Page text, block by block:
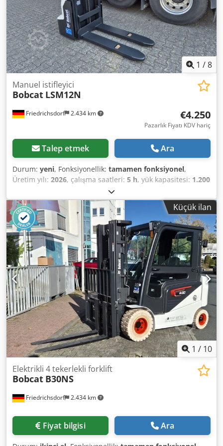
Batarya yapım yılı: 2024 Dwjdpfx Ajwzpc Djnzoa Akü
durumu: %80 - %100 Tam serbest vuruş, CE sertifikası, Akü
hücreleri için akuamatik
1 /8
Friedrichsdorf 2.434 km
Manuel istifleyici
Bobcat LSM12N
€4.250
Pazarlık Fiyatı KDV hariç
Talep etmek Ara
Durum: yeni, Fonksiyonellik: tamamen fonksiyonel,
Üretim yılı: 2026, çalışma saatleri: 5 h, yük kapasitesi: 1.200
3.200 mm
direk tipi:dupleks, inşaat yüksekliği:2.150 mm, çatalların
uzunluğu:1.150 mm , boş ağırlık:
, toplam uzunluk:
1.710 mm
, çekiş tipi: Elektro , inşaat genişliği:800 mm,
Yükseltici istifleyici Yük merkezi: 600 Çatal genişliği: 180
mm Çatal kalınlığı: 60 mm Direk tipi: Duplex Durum: Yeni
cihaz Teknik durum: Yeni Ön lastik tipi: Poliüretan Ön lastik
durumu: %80 - 100 Arka lastik tipi: Poliüretan Arka lastik
durumu: %80 - 100 Batarya voltajı: 24V Batarya amper
saati: 60Ah Batarya tipi: Lityum-iyon Batarya üretim yılı:
2026 Batarya durumu: %80 - 100 Djdjy Uz Sqopfx Anzswa
CE Sertifikası, Bakım gerektirmeyen lityum iyon batarya 24
V
Küçük ilan
1 / 10
Friedrichsdorf 2.434 km
Elektrikli 4 tekerlekli forklift
Bobcat B30NS
Fiyat bilgisi Ara